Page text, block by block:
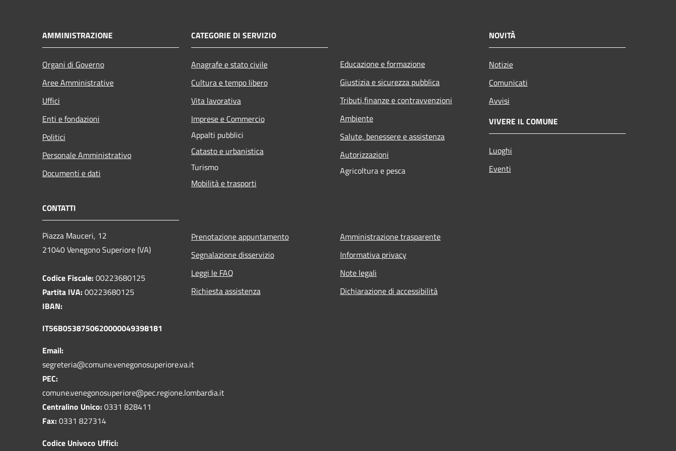
AMMINISTRAZIONE
Organi di Governo
Aree Amministrative
Uffici
Enti e fondazioni
Politici
Personale Amministrativo
Documenti e dati
CATEGORIE DI SERVIZIO
Anagrafe e stato civile
Cultura e tempo libero
Vita lavorativa
Imprese e Commercio
Appalti pubblici
Catasto e urbanistica
Turismo
Mobilità e trasporti
Educazione e formazione
Giustizia e sicurezza pubblica
Tributi,finanze e contravvenzioni
Ambiente
Salute, benessere e assistenza
Autorizzazioni
Agricoltura e pesca
NOVITÀ
Notizie
Comunicati
Avvisi
VIVERE IL COMUNE
Luoghi
Eventi
CONTATTI
Piazza Mauceri, 12
21040 Venegono Superiore (VA)
Codice Fiscale:00223680125
Partita IVA:00223680125
IBAN:
IT56B0538750620000049398181
Email:
segreteria@comune.venegonosuperiore.va.it
PEC:
comune.venegonosuperiore@pec.regione.lombardia.it
Centralino Unico:0331 828411
Fax:0331 827314
Codice Univoco Uffici:
Prenotazione appuntamento
Segnalazione disservizio
Leggi le FAQ
Richiesta assistenza
Amministrazione trasparente
Informativa privacy
Note legali
Dichiarazione di accessibilità